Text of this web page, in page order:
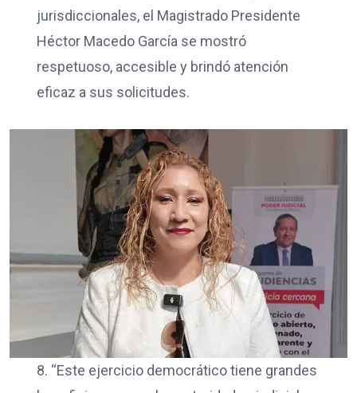
jurisdiccionales, el Magistrado Presidente
Héctor Macedo García se mostró
respetuoso, accesible y brindó atención
eficaz a sus solicitudes.
8. “Este ejercicio democrático tiene grandes